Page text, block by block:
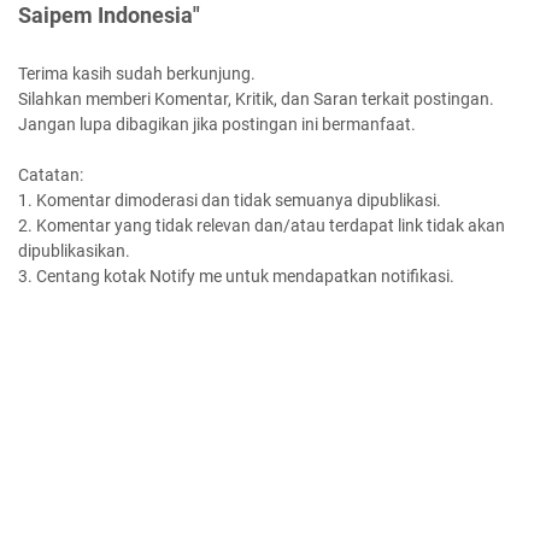
Saipem Indonesia"
Terima kasih sudah berkunjung.
Silahkan memberi Komentar, Kritik, dan Saran terkait postingan.
Jangan lupa dibagikan jika postingan ini bermanfaat.
Catatan:
1. Komentar dimoderasi dan tidak semuanya dipublikasi.
2. Komentar yang tidak relevan dan/atau terdapat link tidak akan
dipublikasikan.
3. Centang kotak Notify me untuk mendapatkan notifikasi.